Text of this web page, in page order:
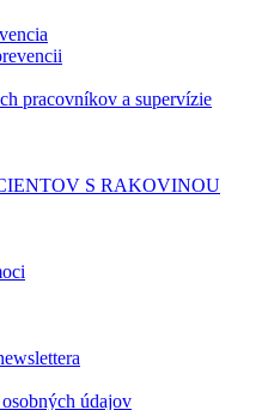
pracovníkov a supervízie
S RAKOVINOU
údajov